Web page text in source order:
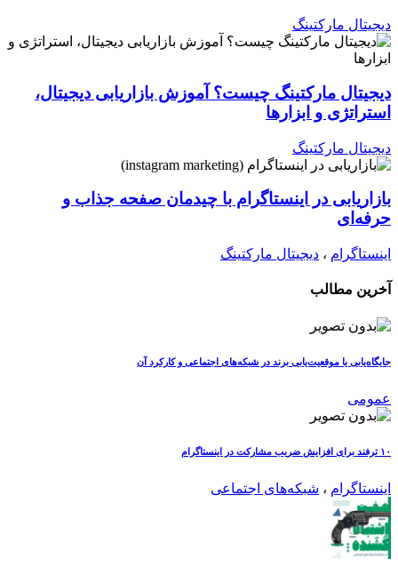
دیجیتال مارکتینگ
دیجیتال مارکتینگ چیست؟ آموزش بازاریابی دیجیتال،
استراتژی و ابزارها
دیجیتال مارکتینگ
بازاریابی در اینستاگرام با چیدمان صفحه جذاب و
حرفه‌ای
اینستاگرام ، دیجیتال مارکتینگ
آخرین مطالب
جایگاه‌یابی یا موقعیت‌یابی برند در شبکه‌های اجتماعی و کارکرد آن
عمومی
۱۰ ترفند برای افزایش ضریب مشارکت در اینستاگرام
اینستاگرام ، شبکه‌های اجتماعی